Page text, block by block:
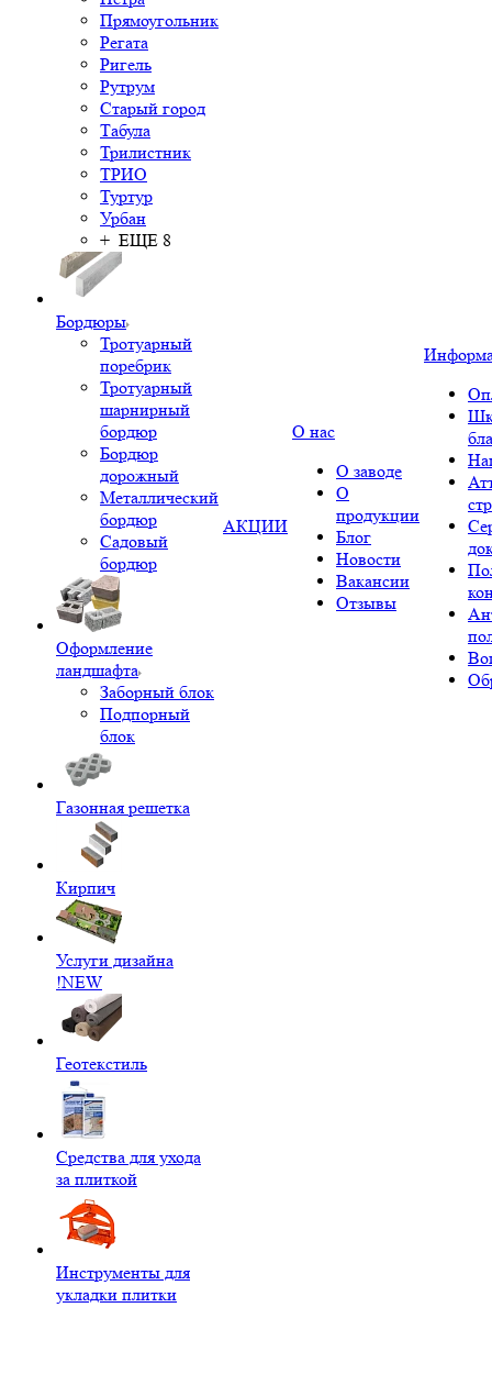
Прямоугольник
Регата
Ригель
Рутрум
Старый город
Табула
Трилистник
ТРИО
Туртур
Урбан
+ ЕЩЕ 8
Бордюры
Тротуарный
поребрик
Тротуарный
шарнирный
бордюр
Бордюр
дорожный
Металлический
бордюр
Садовый
бордюр
Оформление
ландшафта
Заборный блок
Подпорный
блок
Газонная решетка
Кирпич
Услуги дизайна
!NEW
Геотекстиль
Средства для ухода
за плиткой
Инструменты для
укладки плитки
АКЦИИ
О нас
О заводе
О
продукции
Блог
Новости
Вакансии
Отзывы